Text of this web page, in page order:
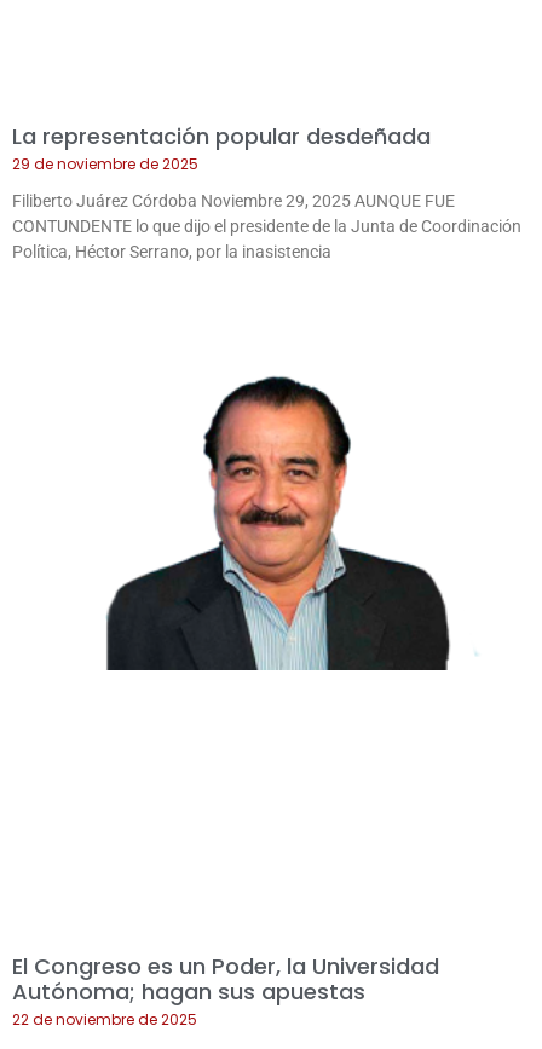
La representación popular desdeñada
29 de noviembre de 2025
Filiberto Juárez Córdoba Noviembre 29, 2025 AUNQUE FUE
CONTUNDENTE lo que dijo el presidente de la Junta de Coordinación
Política, Héctor Serrano, por la inasistencia
El Congreso es un Poder, la Universidad
Autónoma; hagan sus apuestas
22 de noviembre de 2025